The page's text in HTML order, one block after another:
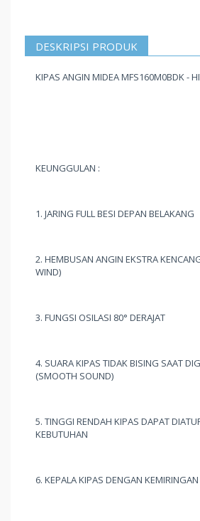
DESKRIPSI PRODUK
KIPAS ANGIN MIDEA MFS160M0BDK -
KEUNGGULAN :
1. JARING FULL BESI DEPAN BELAKANG
2. HEMBUSAN ANGIN EKSTRA
WIND)
3. FUNGSI OSILASI 80° DERAJAT
4. SUARA KIPAS TIDAK BISING SAAT
(SMOOTH SOUND)
5. TINGGI RENDAH KIPAS DAPAT
KEBUTUHAN
6. KEPALA KIPAS DENGAN